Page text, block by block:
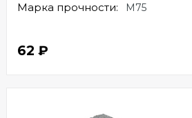
Марка прочности: М75
62 ₽